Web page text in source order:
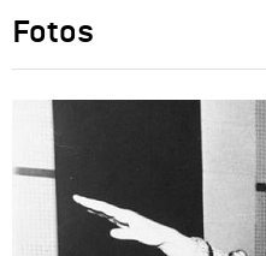
Fotos